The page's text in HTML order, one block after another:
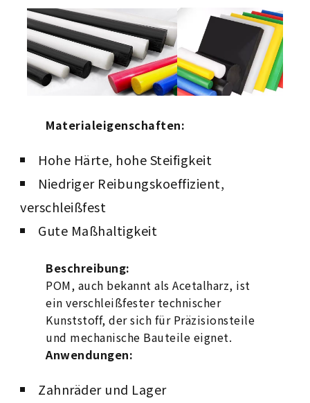
Materialeigenschaften:
Hohe Härte, hohe Steifigkeit
Niedriger Reibungskoeffizient,
verschleißfest
Gute Maßhaltigkeit
Beschreibung:
POM, auch bekannt als Acetalharz, ist
ein verschleißfester technischer
Kunststoff, der sich für Präzisionsteile
und mechanische Bauteile eignet.
Anwendungen:
Zahnräder und Lager